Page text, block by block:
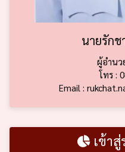
นายรัก
ผู้อำนว
โทร :
Email :
เข้า